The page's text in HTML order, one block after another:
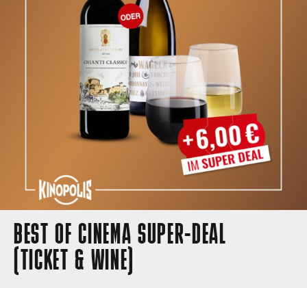
BEST OF CINEMA SUPER-DEAL
(TICKET & WINE)